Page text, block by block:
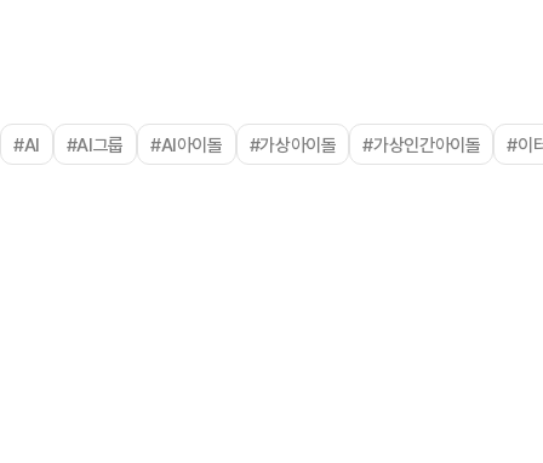
#AI #AI그룹 #AI아이돌 #가상아이돌 #가상인간아이돌 #이